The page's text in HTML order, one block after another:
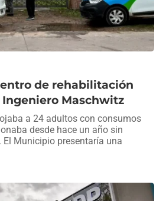
de rehabilitación
Maschwitz
a 24 adultos con consumos
desde hace un año sin
Municipio presentaría una